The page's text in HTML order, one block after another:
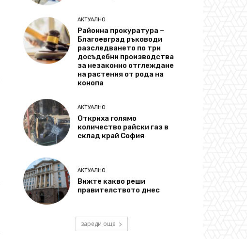
АКТУАЛНО
Районна прокуратура –
Благоевград ръководи
разследването по три
досъдебни производства
за незаконно отглеждане
на растения от рода на
конопа
АКТУАЛНО
Откриха голямо
количество райски газ в
склад край София
АКТУАЛНО
Вижте какво реши
правителството днес
зареди още